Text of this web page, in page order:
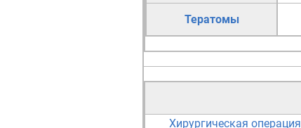
Тератомы
Хирургическая операция